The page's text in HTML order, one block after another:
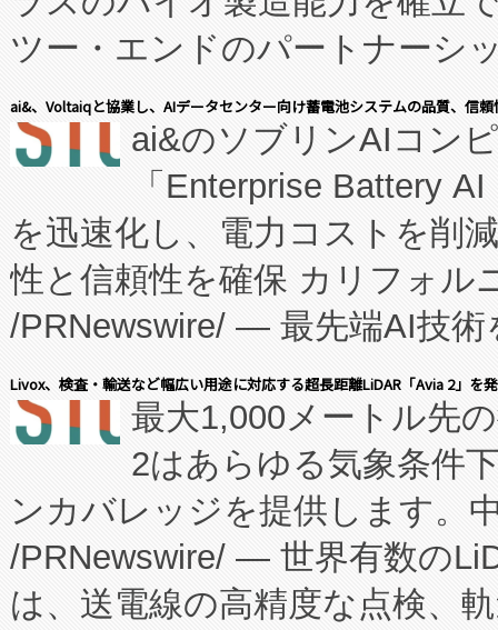
ツー・エンドのパートナーシ
表しました。 同社の実績ある
manufacturing™ (FCCM™) プ
たNeXは、バイオ医薬品製造
従来のフェッドバッチ施設の
に、患者やサプライチェーン
キー方式で拡張性が高く、持
す。FCCM‑を活用した現地生
患者にとっての費用負担を大
のアクセスを大幅に拡大する
Fully-Connected Continuous
プログラムには、施設設計・
に関する技術移転および知的
ai&、Voltaiqと協業し、AIデータセンター向け蓄電池システムの品質、信
ai&のソブリンAIコン
「Enterprise Battery
を迅速化し、電力コストを削
性と信頼性を確保 カリフォル
/PRNewswire/ — 最先端AI技術
会社エーアイ・アンド：本社
President原信平）と、エンタ
ードするVoltaiqは、日本にあ
ーエネルギー貯蔵システム（
た。 Voltaiq独自のAI搭載プラ
定、統合、導入、運用に至る
Livox、検査・輸送など幅広い用途に対応する超長距離LiDAR「Avia 2」を
最大1,000メートル先
2はあらゆる気象条件
ンカバレッジを提供します。
/PRNewswire/ — 世界有数の
は、送電線の高精度な点検、